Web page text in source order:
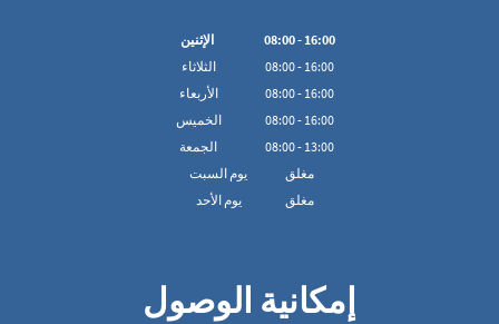
الإثنين 08:00-16:00
الثلاثاء
08:00- 16:00
الأربعاء
08:00- 16:00
الخميس
08:00- 16:00
الجمعة
08:00- 13:00
يوم السبت
مغلق
يوم الأحد
مغلق
إمكانية الوصول